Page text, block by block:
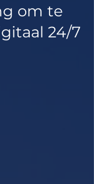
om te
24/7